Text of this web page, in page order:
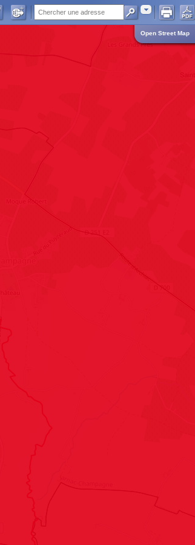
Adresse
Open Street Map